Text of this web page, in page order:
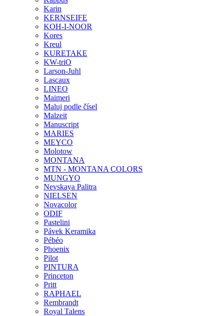
Karin
KERNSEIFE
KOH-I-NOOR
Kores
Kreul
KURETAKE
KW-triO
Larson-Juhl
Lascaux
LINEO
Maimeri
Maluj podle čísel
Malzeit
Manuscript
MARIES
MEYCO
Molotow
MONTANA
MTN - MONTANA COLORS
MUNGYO
Nevskaya Palitra
NIELSEN
Novacolor
ODIF
Pastelini
Pávek Keramika
Pébéo
Phoenix
Pilot
PINTURA
Princeton
Pritt
RAPHAEL
Rembrandt
Royal Talens